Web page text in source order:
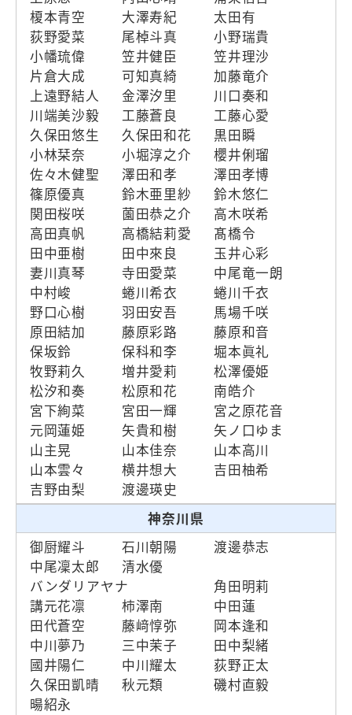
榎本青空
大澤寿紀
太田有
荻野愛菜
尾棹斗真
小野瑞貴
小幡琉偉
笠井健臣
笠井理沙
片倉大成
可知真綺
加藤竜介
上遠野結人
金澤汐里
川口奏和
川端美沙毅
工藤蒼良
工藤心愛
久保田悠生
久保田和花
黒田瞬
小林栞奈
小堀淳之介
櫻井俐瑠
佐々木健聖
澤田和孝
澤田孝博
篠原優真
鈴木亜里紗
鈴木悠仁
関田桜咲
薗田恭之介
高木咲希
高田真帆
高橋結莉愛
髙橋令
田中亜樹
田中來良
玉井心彩
妻川真琴
寺田愛菜
中尾竜一朗
中村峻
蜷川希衣
蜷川千衣
野口心樹
羽田安吾
馬場千咲
原田結加
藤原彩路
藤原和音
保坂鈴
保科和李
堀本眞礼
牧野莉久
増井愛莉
松澤優姫
松汐和奏
松原和花
南皓介
宮下絢菜
宮田一輝
宮之原花音
元岡蓮姫
矢貴和樹
矢ノ口ゆま
山主晃
山本佳奈
山本高川
山本雲々
横井想大
吉田柚希
吉野由梨
渡邊瑛史
神奈川県
御厨耀斗
石川朝陽
渡邊恭志
中尾凜太郎
清水優
バンダリアヤナ
角田明莉
講元花凛
柿澤南
中田蓮
田代蒼空
藤﨑惇弥
岡本逢和
中川夢乃
三中茉子
田中梨緒
國井陽仁
中川耀太
荻野正太
久保田凱晴
秋元類
磯村直毅
暘紹永